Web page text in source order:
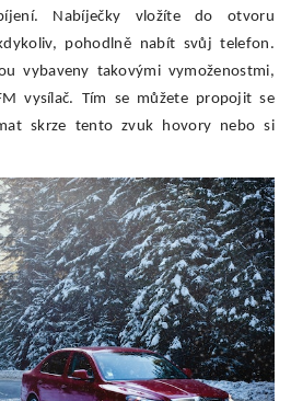
Nabíječky vložíte do otvoru
pohodlně nabít svůj telefon.
vybaveny takovými vymoženostmi,
vysílač. Tím se můžete propojit se
skrze tento zvuk hovory nebo si